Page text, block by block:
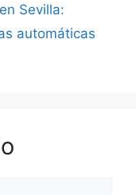
Sevilla:
automáticas